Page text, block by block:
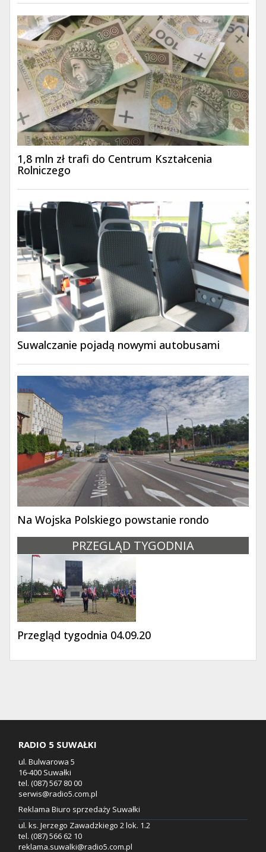
1,8 mln zł trafi do Centrum Kształcenia
Rolniczego
Suwalczanie pojadą nowymi autobusami
Na Wojska Polskiego powstanie rondo
PRZEGLĄD TYGODNIA
Przegląd tygodnia 04.09.20
RADIO 5 SUWAŁKI
ul. Bulwarowa 5
16-400 Suwałki
tel. (087) 567 80 00
serwis@radio5.com.pl
Reklama Biuro sprzedaży Suwałki
ul. ks. Jerzego Zawadzkiego 2 lok. 1.2
tel. (087) 566 62 10
reklama.suwalki@radio5.com.pl